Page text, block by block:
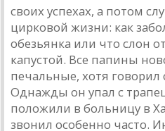
своих успехах, а потом
цирковой жизни: как
обезьянка или что слон
капустой. Все папины
печальные, хотя
Однажды он упал с
положили в больницу в
звонил особенно часто.